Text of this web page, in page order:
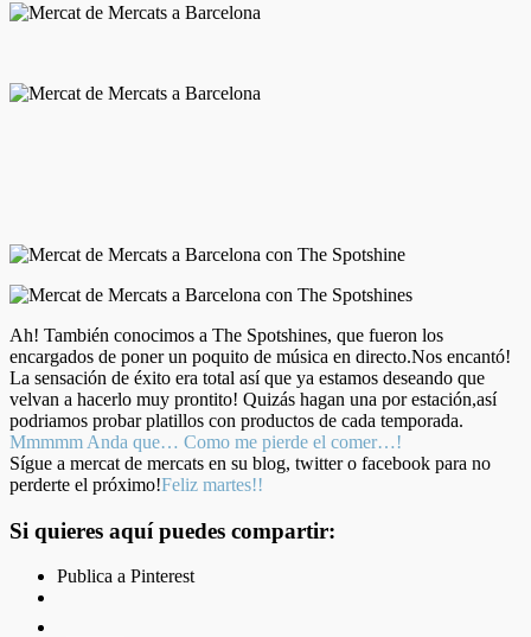
Ah! También conocimos a The Spotshines, que fueron los
encargados de poner un poquito de música en directo.Nos encantó!
La sensación de éxito era total así que ya estamos deseando que
velvan a hacerlo muy prontito! Quizás hagan una por estación,así
podriamos probar platillos con productos de cada temporada.
Mmmmm Anda que… Como me pierde el comer…!
Sígue a mercat de mercats en su blog, twitter o facebook para no
perderte el próximo!Feliz martes!!
Si quieres aquí puedes compartir:
Publica a Pinterest